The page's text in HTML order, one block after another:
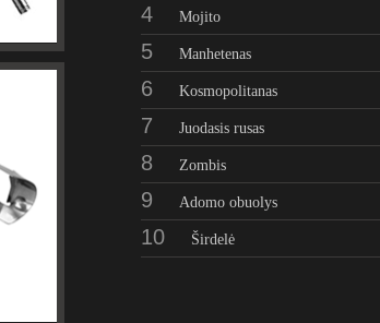
4 Mojito
5 Manhetenas
6 Kosmopolitanas
7 Juodasis rusas
8 Zombis
9 Adomo obuolys
10 Širdelė